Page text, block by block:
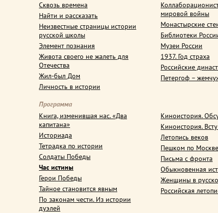
Сквозь времена
Найти и рассказать
Неизвестные страницы истории
русской школы
Элемент познания
Живота своего не жалеть для
Отечества
Жил-был Дом
Личность в истории
мировой войны
Монастырские
Библиотеки
Музеи России
1937. Год страха
Российские
Петергоф –
Программа
Книга, изменившая нас. «Два
капитана»
Историада
Тетрадка по истории
Солдаты Победы
Час истины
Герои Победы
Тайное становится явным
По законам чести. Из истории
дуэлей
Киноистория.
Киноистория.
Летопись веков
Пешком по Москве
Письма с фронта
Обыкновенная
Женщины в
Российская